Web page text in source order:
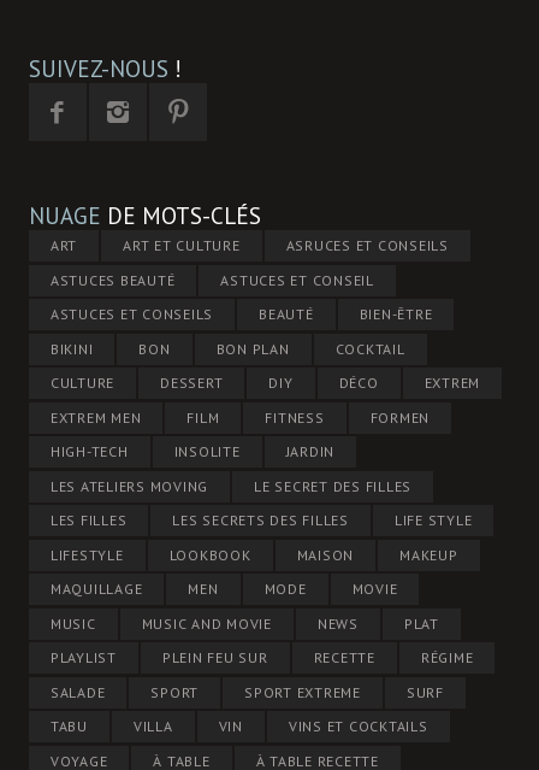
SUIVEZ-NOUS !
NUAGE DE MOTS-CLÉS
ART ART ET CULTURE
ASRUCES ET CONSEILS
ASTUCES BEAUTÉ
ASTUCES ET CONSEIL
ASTUCES ET CONSEILS
BEAUTÉ
BIEN-ÊTRE
BIKINI
BON BON PLAN
COCKTAIL
CULTURE
DESSERT DIY DÉCO
EXTREM
EXTREM MEN
FILM FITNESS
FORMEN
HIGH-TECH
INSOLITE
JARDIN
LES ATELIERS MOVING
LE SECRET DES FILLES
LES FILLES
LES SECRETS DES FILLES
LIFE STYLE
LIFESTYLE
LOOKBOOK MAISON
MAKEUP
MAQUILLAGE
MEN MODE
MOVIE
MUSIC
MUSIC AND MOVIE NEWS
PLAT
PLAYLIST
PLEIN FEU SUR RECETTE
RÉGIME
SALADE
SPORT SPORT EXTREME
SURF
TABU
VILLA VIN
VINS ET COCKTAILS
VOYAGE
À TABLE À TABLE RECETTE